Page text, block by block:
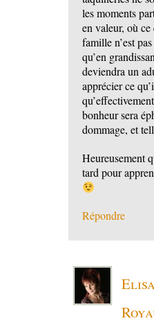
les moments
en valeur, où ce
famille n’est
qu’en
deviendra un
apprécier ce
bonheur sera
dommage, et
Heureusement
tard pour
Répondre